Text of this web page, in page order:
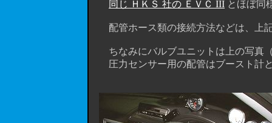
同じ ＨＫＳ 社の ＥＶＣ III とほぼ同
配管ホース類の接続方法などは、上
ちなみにバルブユニットは上の写真
圧力センサー用の配管はブースト計